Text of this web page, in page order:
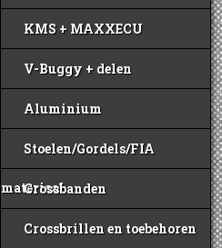
KMS + MAXXECU
V-Buggy + delen
Aluminium
Stoelen/Gordels/FIA
materiaal
Crossbanden
Crossbrillen en toebehoren